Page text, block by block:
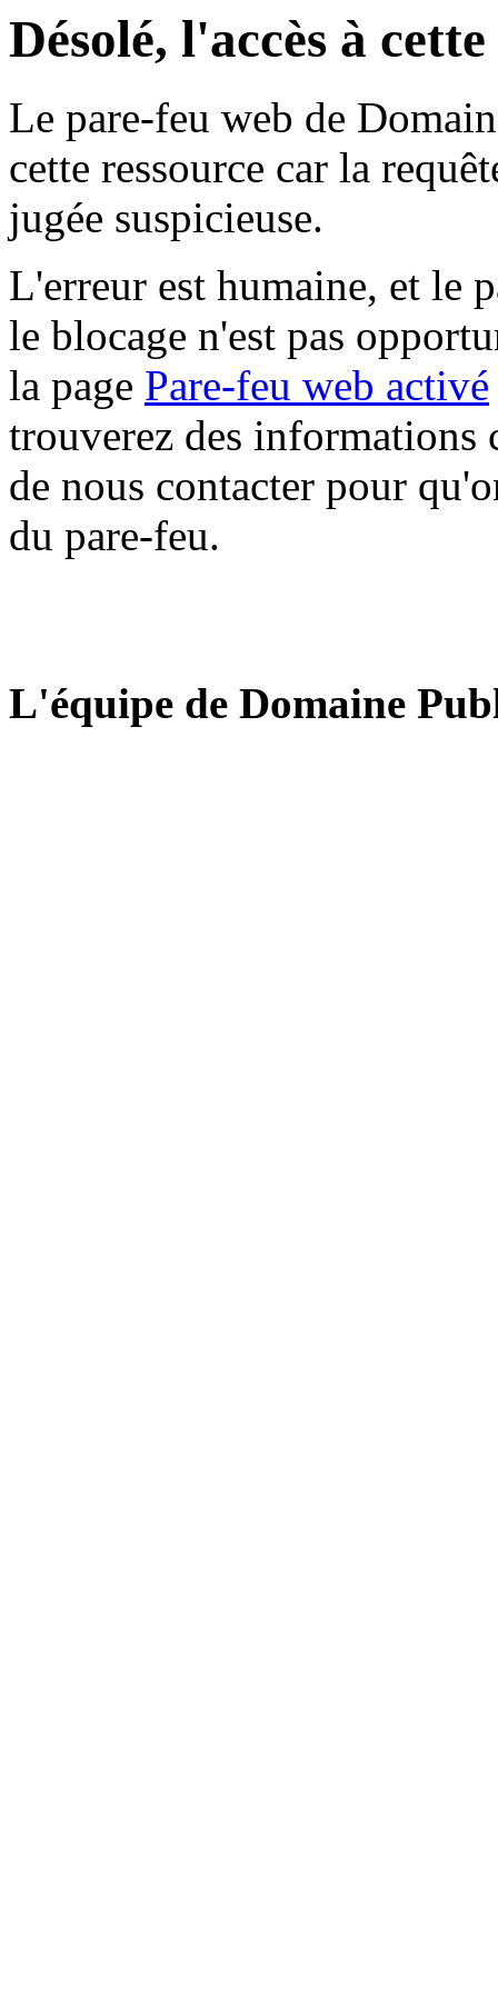
Désolé, l'accès à
Le pare-feu web de
cette ressource car la
jugée suspicieuse.
L'erreur est humaine, et le
le blocage n'est pas
la page Pare-feu web activé
trouverez des informations
de nous contacter pour
du pare-feu.
L'équipe de Domaine